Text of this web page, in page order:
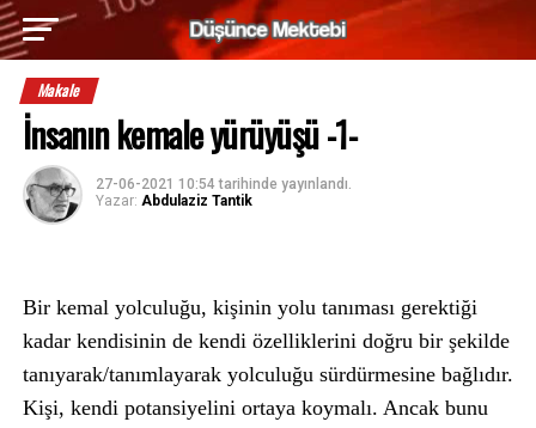
Makale
İnsanın kemale yürüyüşü -1-
27-06-2021 10:54 tarihinde yayınlandı.
Yazar: Abdulaziz Tantik
Bir kemal yolculuğu, kişinin yolu tanıması gerektiği
kadar kendisinin de kendi özelliklerini doğru bir şekilde
tanıyarak/tanımlayarak yolculuğu sürdürmesine bağlıdır.
Kişi, kendi potansiyelini ortaya koymalı. Ancak bunu